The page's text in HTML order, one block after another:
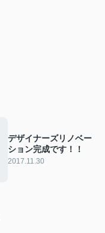
デザイナーズリノベー
ション完成です！！
2017.11.30